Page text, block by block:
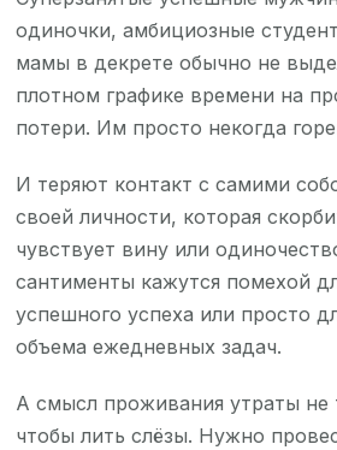
одиночки, амбициозные
мамы в декрете обычно не
плотном графике времени на
потери. Им просто некогда
И теряют контакт с самими
своей личности, которая
чувствует вину или
сантименты кажутся помехой
успешного успеха или просто
объема ежедневных задач.
А смысл проживания утраты не
чтобы лить слёзы. Нужно